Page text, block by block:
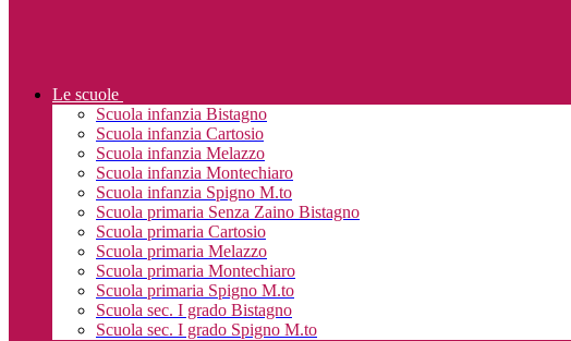
Le scuole
Scuola infanzia Bistagno
Scuola infanzia Cartosio
Scuola infanzia Melazzo
Scuola infanzia Montechiaro
Scuola infanzia Spigno M.to
Scuola primaria Senza Zaino Bistagno
Scuola primaria Cartosio
Scuola primaria Melazzo
Scuola primaria Montechiaro
Scuola primaria Spigno M.to
Scuola sec. I grado Bistagno
Scuola sec. I grado Spigno M.to